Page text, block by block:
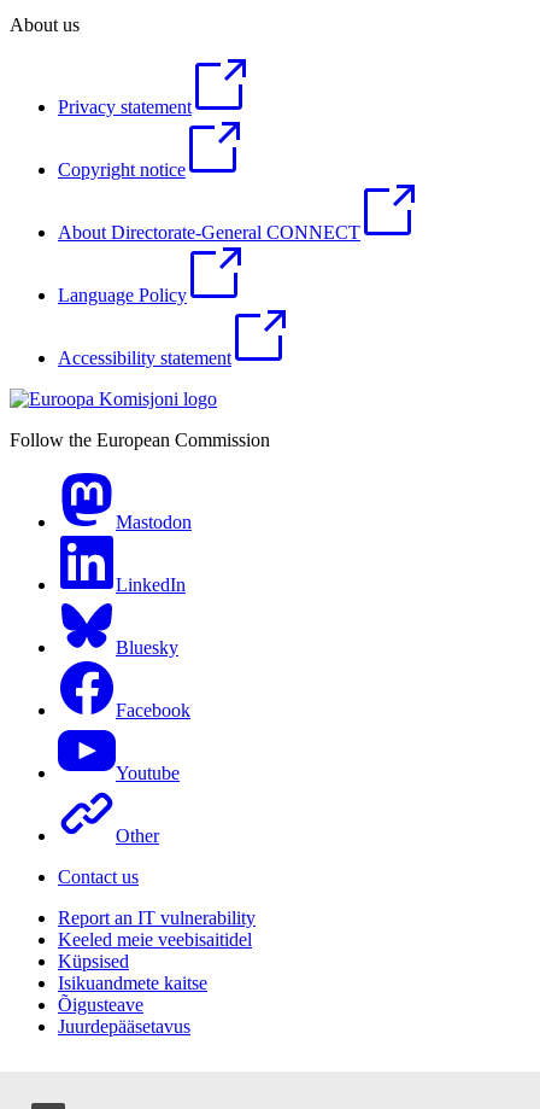
About us
Privacy statement
Copyright notice
About Directorate-General CONNECT
Language Policy
Accessibility statement
Follow the European Commission
Mastodon
LinkedIn
Bluesky
Facebook
Youtube
Other
Contact us
Report an IT vulnerability
Keeled meie veebisaitidel
Küpsised
Isikuandmete kaitse
Õigusteave
Juurdepääsetavus